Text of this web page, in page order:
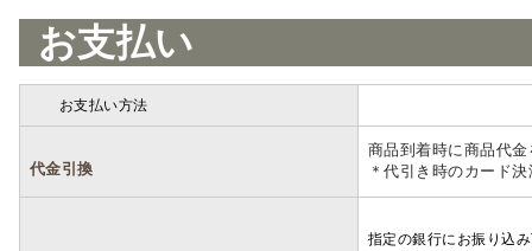
お支払い
お支払い方法
代金引換
商品到着時に商品代
＊代引き時のカード
指定の銀行にお振り込